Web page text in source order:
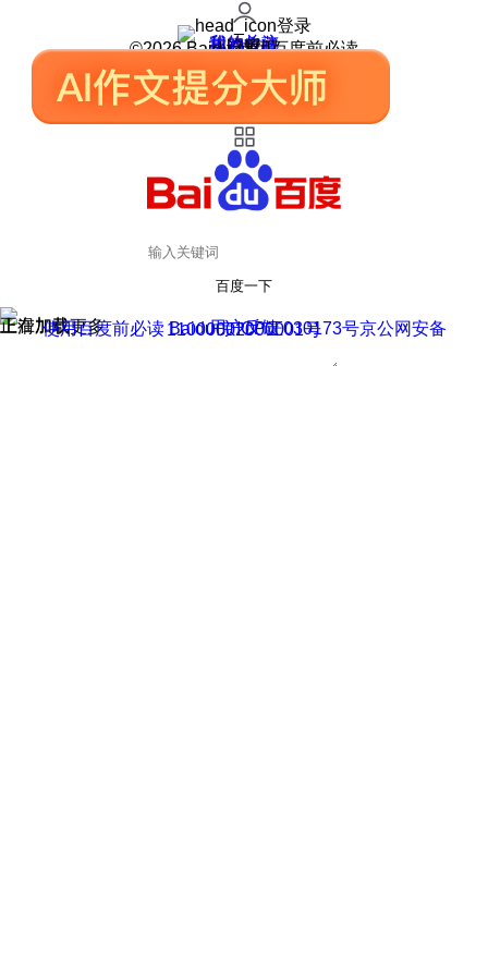
登录
我的关注
我的收藏
皮肤中心
用户反馈
设置
©2026 Baidu 使用百度前必读
百度一下
正在加载
上滑加载更多 用户反馈
使用百度前必读 Baidu 京ICP证030173号
京公网安备11000002000001号